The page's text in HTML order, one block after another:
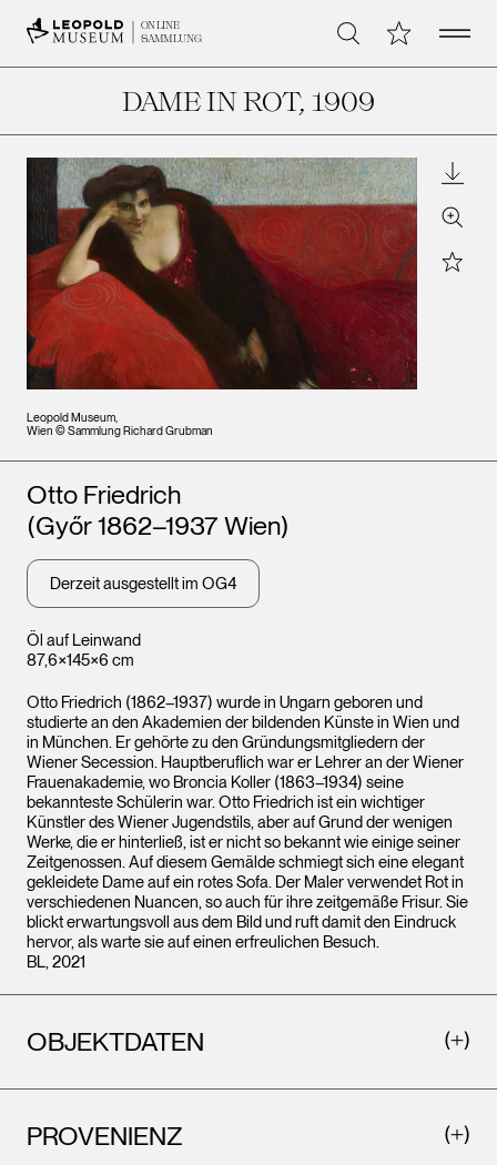
ONLINE
SAMMLUNG
Suche Meine Open
DAME IN ROT, 1909
Leopold Museum,
Wien © Sammlung Richard Grubman
Zoom
Star
Öl auf Leinwand
87,6×145×6 cm
Künstler*innen
Otto Friedrich
(Győr 1862–1937 Wien)
Derzeit ausgestellt im OG4
Otto Friedrich (1862–1937) wurde in Ungarn geboren und
studierte an den Akademien der bildenden Künste in Wien und
in München. Er gehörte zu den Gründungsmitgliedern der
Wiener Secession. Hauptberuflich war er Lehrer an der Wiener
Frauenakademie, wo Broncia Koller (1863–1934) seine
bekannteste Schülerin war. Otto Friedrich ist ein wichtiger
Künstler des Wiener Jugendstils, aber auf Grund der wenigen
Werke, die er hinterließ, ist er nicht so bekannt wie einige seiner
Zeitgenossen. Auf diesem Gemälde schmiegt sich eine elegant
gekleidete Dame auf ein rotes Sofa. Der Maler verwendet Rot in
verschiedenen Nuancen, so auch für ihre zeitgemäße Frisur. Sie
blickt erwartungsvoll aus dem Bild und ruft damit den Eindruck
hervor, als warte sie auf einen erfreulichen Besuch.
BL, 2021
OBJEKTDATEN
PROVENIENZ